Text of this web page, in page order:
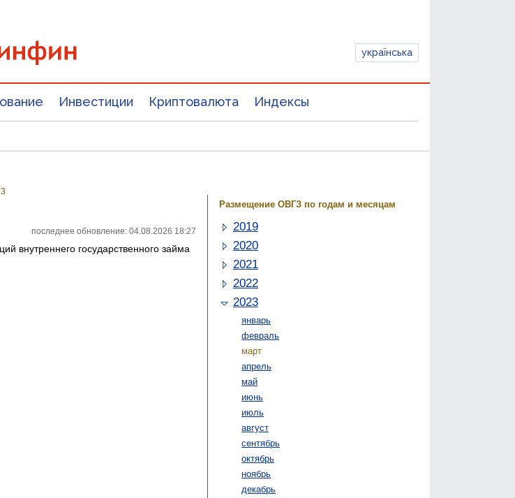
українська
Инвестиции Криптовалюта Индексы
последнее обновление: 04.08.2026 18:27
внутреннего государственного займа
Размещение ОВГЗ по годам и месяцам
2019
2020
2021
2022
2023
январь
февраль
март
апрель
май
июнь
июль
август
сентябрь
октябрь
ноябрь
декабрь